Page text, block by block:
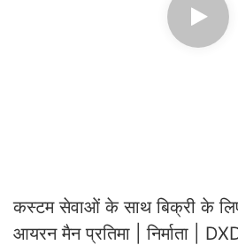
कस्टम सेवाओं के साथ बिक्री के
आयरन मैन प्रतिमा | निर्माता |